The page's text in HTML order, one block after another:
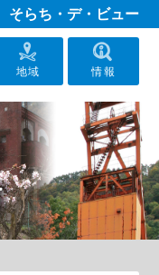
そらち・デ・ビュー
地域 情報